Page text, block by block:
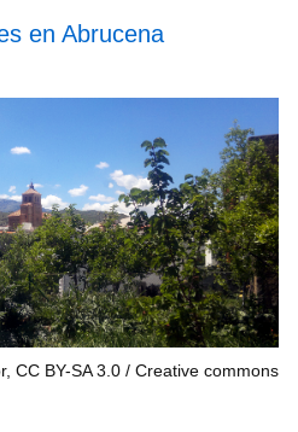
en Abrucena
CC BY-SA 3.0 Creative commons